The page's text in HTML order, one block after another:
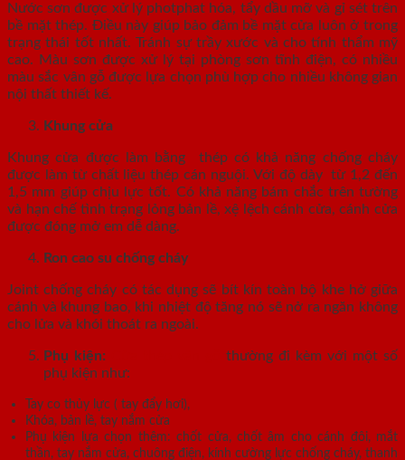
Nước sơn được xử lý photphat hóa, tẩy dầu mỡ và gỉ sét trên
bề mặt thép. Điều này giúp bảo đảm bề mặt cửa luôn ở trong
trạng thái tốt nhất. Tránh sự trầy xước và cho tính thẩm mỹ
cao. Màu sơn được xử lý tại phòng sơn tĩnh điện, có nhiều
màu sắc vân gỗ được lựa chọn phù hợp cho nhiều không gian
nội thất thiết kế.
Khung cửa
Khung cửa được làm bằng thép có khả năng chống cháy
được làm từ chất liệu thép cán nguội. Với độ dày từ 1,2 đến
1,5 mm giúp chịu lực tốt. Có khả năng bám chắc trên tường
và hạn chế tình trạng lỏng bản lề, xệ lệch cánh cửa, cánh cửa
được đóng mở em dễ dàng.
Ron cao su chống cháy
Joint chống cháy có tác dụng sẽ bít kín toàn bộ khe hở giữa
cánh và khung bao, khi nhiệt độ tăng nó sẽ nở ra ngăn không
cho lửa và khói thoát ra ngoài.
Phụ kiện:
thường đi kèm với một số
phụ kiện như:
Tay co thủy lực ( tay đẩy hơi),
Khóa, bản lề, tay nắm cửa
Phụ kiện lựa chọn thêm: chốt cửa, chốt âm cho cánh đôi, mắt
thần, tay nắm cửa, chuông điện, kính cường lực chống cháy, thanh